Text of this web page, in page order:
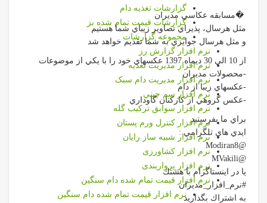
گزارشات تغذیه دام
گزارشات قیمت تمام شده بز
مجموعه گزارشات
نرم افزار گزارش رز
نرم افزار مديريت تغذيه
نرم افزار مدیریت دام سبک
نرم افزار سم چيني
نرم افزار سوابق تركيب گله
نرم افزار كنترل ورم پستان
نرم افزار شبیه ساز رایان
نرم افزار کشاورزی
نرم افزار پرواربندی
نرم افزار قيمت تمام شده دام سنگین
نرم افزار قيمت تمام شده دام سنگین
�مسابقه عكاسي مديران
مثل هرسال، پذيراي تصاوير زيباي شما هستيم
و مثل هرسال جوايزي به شما تقديم خواهد شد
از 10 الي 30 ديماه 1397 عكسهاي خود را با يكي از موضوعات
-محصولات مديران
-عكسهاي زيبا از دام
-عكس گروهي از كاركنان گاوداري
براي ما بفرستيد
ايدي هاي تلگرامي :
@Modiran8
@MVakili
يا در اينستاگرام با هشتك
#نرم_افزار_مديران
به اشتراك بگذاريد